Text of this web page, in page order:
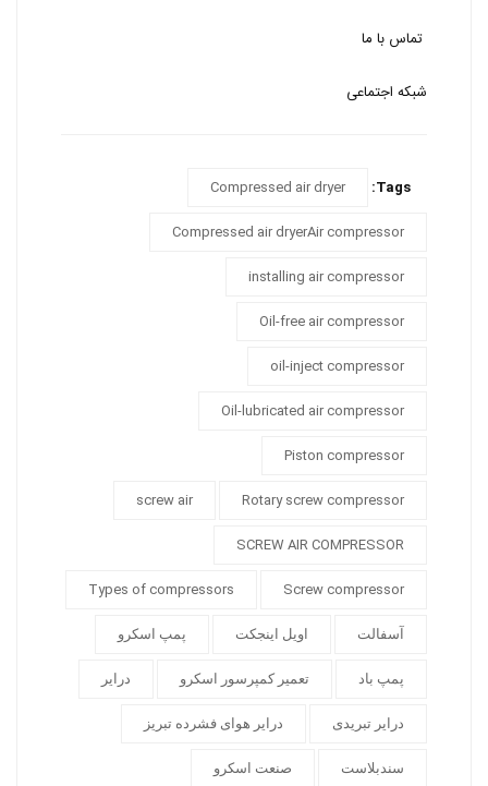
تماس با ما
شبکه اجتماعی
Tags:
Compressed air dryer
Compressed air dryerAir compressor
installing air compressor
Oil-free air compressor
oil-inject compressor
Oil-lubricated air compressor
Piston compressor
Rotary screw compressor
screw air
SCREW AIR COMPRESSOR
Screw compressor
Types of compressors
آسفالت اویل اینجکت پمپ اسکرو
پمپ باد تعمیر کمپرسور اسکرو درایر
درایر تبریدی درایر هوای فشرده تبریز
سندبلاست صنعت اسکرو